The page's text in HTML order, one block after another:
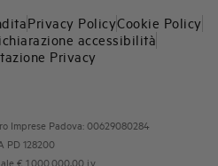
Privacy PolicyCookie Policy
accessibilità
Privacy
Imprese Padova: 00629080284
PD 128200